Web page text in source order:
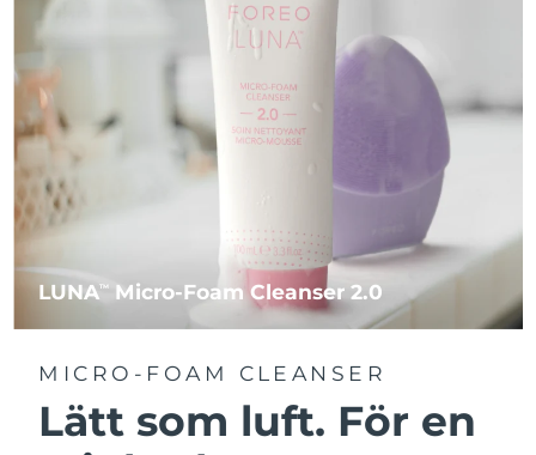
LUNATM Micro-Foam Cleanser 2.0
MICRO-FOAM CLEANSER
Lätt som luft. För en